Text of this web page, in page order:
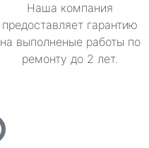
Наша компания
предоставляет гарантию
на выполненые работы по
ремонту до 2 лет.